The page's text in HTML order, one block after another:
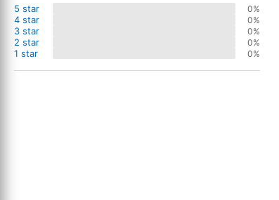
5 star
0%
4 star 0%
3 star 0%
2 star 0%
1 star 0%